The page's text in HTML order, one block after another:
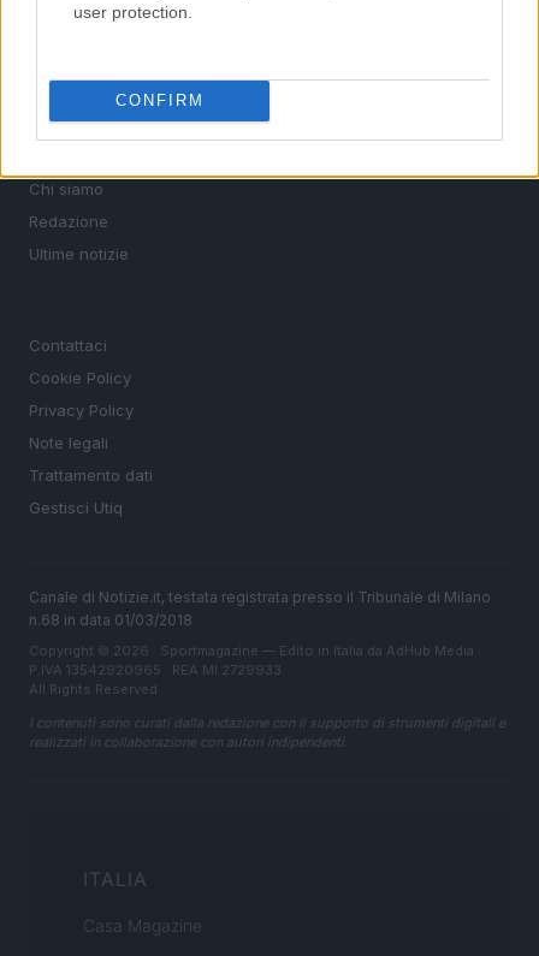
user protection.
CONFIRM
Chi siamo
Redazione
Ultime notizie
Contattaci
Cookie Policy
Privacy Policy
Note legali
Trattamento dati
Gestisci Utiq
Canale di Notizie.it, testata registrata presso il Tribunale di Milano
n.68 in data 01/03/2018
Copyright © 2026 · Sportmagazine — Edito in Italia da AdHub Media
P.IVA 13542920965 · REA MI 2729933
All Rights Reserved
I contenuti sono curati dalla redazione con il supporto di strumenti digitali e
realizzati in collaborazione con autori indipendenti.
ITALIA
Casa Magazine